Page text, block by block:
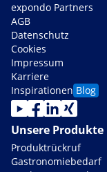
expondo Partners
AGB
Datenschutz
Cookies
Impressum
Karriere
Inspirationen Blog
Unsere Produkte
Produktrückruf
Gastronomiebedarf